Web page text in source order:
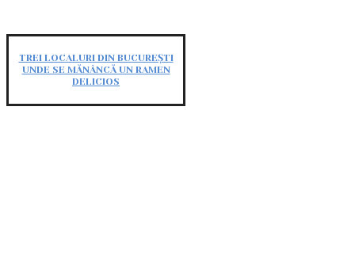
TREI LOCALURI DIN BUCUREȘTI
UNDE SE MĂNÂNCĂ UN RAMEN
DELICIOS